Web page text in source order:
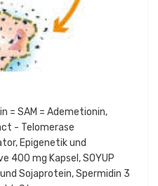
= SAM = Ademetionin,
- Telomerase
, Epigenetik und
400 mg Kapsel ,SOYUP
Sojaprotein,Spermidin 3